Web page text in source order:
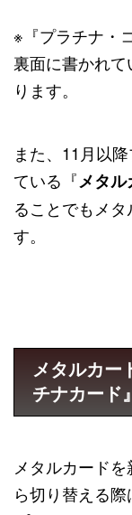
※『プラチナ・
裏面に書かれ
ります。
また、11月以
ている『メタ
ることでもメ
す。
メタルカー
チナカード
メタルカード
ら切り替える